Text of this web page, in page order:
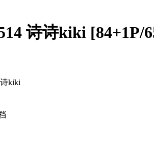
诗诗kiki [84+1P/
kiki